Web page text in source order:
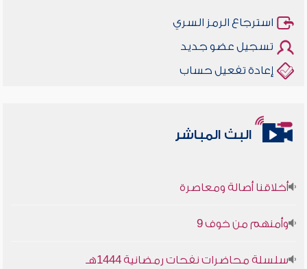
استرجاع الرمز السري
تسجيل عضو جديد
إعادة تفعيل حساب
البث المباشر
أخلاقنا أصالة ومعاصرة
وأمنهم من خوف 9
سلسلة محاضرات نفحات رمضانية 1444هـ